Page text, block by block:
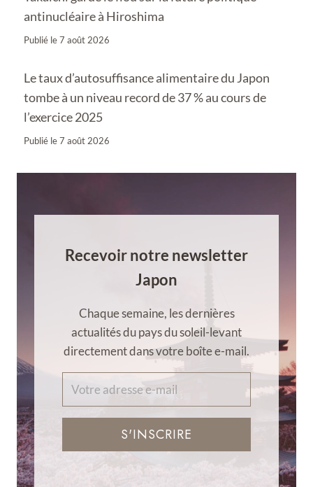
antinucléaire à Hiroshima
Publié le7 août 2026
Le taux d’autosuffisance alimentaire du Japon
tombe à un niveau record de 37 % au cours de
l’exercice 2025
Publié le7 août 2026
Recevoir notre newsletter
Japon
Chaque semaine, les dernières
actualités du pays du soleil-levant
directement dans votre boîte e-mail.
S'INSCRIRE